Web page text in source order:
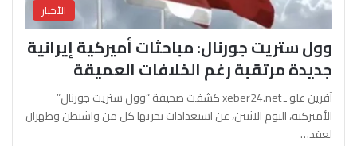
الأخبار
وول ستريت جورنال: مباحثات أميركية إيرانية
جديدة مرتقبة رغم الخلافات العميقة
آفرين علو ـ xeber24.net كشفت صحيفة “وول ستريت جورنال”
الأميركية، اليوم الاثنين، عن استعدادات تجريها كل من واشنطن وطهران
لعقد…